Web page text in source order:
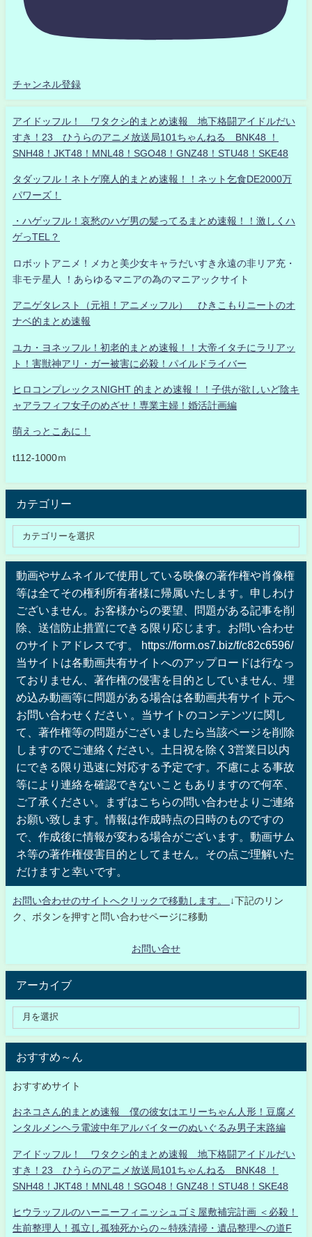
チャンネル登録
アイドッフル！ ワタクシ的まとめ速報 地下格闘アイドルだい
すき！23 ひうらのアニメ放送局101ちゃんねる BNK48 ！
SNH48！JKT48！MNL48！SGO48！GNZ48！STU48！SKE48
タダッフル！ネトゲ廃人的まとめ速報！！ネット乞食DE2000万
パワーズ！
・ハゲッフル！哀愁のハゲ男の髪ってるまとめ速報！！激しくハ
ゲっTEL？
ロボットアニメ！メカと美少女キャラだいすき永遠の非リア充・
非モテ星人 ！あらゆるマニアの為のマニアックサイト
アニゲタレスト（元祖！アニメッフル） ひきこもりニートのオ
ナベ的まとめ速報
ユカ・ヨネッフル！初老的まとめ速報！！大帝イタチにラリアッ
ト！害獣神アリ・ガー被害に必殺！パイルドライバー
ヒロコンプレックスNIGHT 的まとめ速報！！子供が欲しいど陰キ
ャアラフィフ女子のめざせ！専業主婦！婚活計画編
萌えっとこあに！
t112-1000ｍ
カテゴリー
動画やサムネイルで使用している映像の著作権や肖像権
等は全てその権利所有者様に帰属いたします。申しわけ
ございません。お客様からの要望、問題がある記事を削
除、送信防止措置にできる限り応じます。お問い合わせ
のサイトアドレスです。 https://form.os7.biz/f/c82c6596/
当サイトは各動画共有サイトへのアップロードは行なっ
ておりません、著作権の侵害を目的としていません、埋
め込み動画等に問題がある場合は各動画共有サイト元へ
お問い合わせください 。当サイトのコンテンツに関し
て、著作権等の問題がございましたら当該ページを削除
しますのでご連絡ください。土日祝を除く3営業日以内
にできる限り迅速に対応する予定です。不慮による事故
等により連絡を確認できないこともありますので何卒、
ご了承ください。まずはこちらの問い合わせよりご連絡
お願い致します。情報は作成時点の日時のものですの
で、作成後に情報が変わる場合がございます。動画サム
ネ等の著作権侵害目的としてません。その点ご理解いた
だけますと幸いです。
お問い合わせのサイトへクリックで移動します。
↓下記のリン
ク、ボタンを押すと問い合わせページに移動
お問い合せ
アーカイブ
おすすめ～ん
おすすめサイト
おネコさん的まとめ速報 僕の彼女はエリーちゃん人形！豆腐メ
ンタルメンヘラ電波中年アルバイターのぬいぐるみ男子末路編
アイドッフル！ ワタクシ的まとめ速報 地下格闘アイドルだい
すき！23 ひうらのアニメ放送局101ちゃんねる BNK48 ！
SNH48！JKT48！MNL48！SGO48！GNZ48！STU48！SKE48
ヒウラッフルのハーニーフィニッシュゴミ屋敷補完計画 ＜必殺！
生前整理人！孤立し孤独死からの～特殊清掃・遺品整理への道F